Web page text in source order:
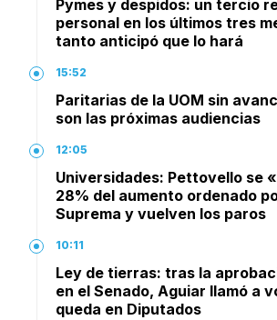
Pymes y despidos: un tercio
personal en los últimos tres
tanto anticipó que lo hará
15:52
Paritarias de la UOM sin
son las próximas audiencias
12:05
Universidades: Pettovello se
28% del aumento ordenado
Suprema y vuelven los paros
10:11
Ley de tierras: tras la
en el Senado, Aguiar llamó a
queda en Diputados